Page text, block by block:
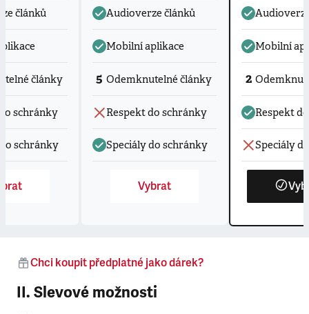
článků
články
schránky
schránky
Audioverze článků
Mobilní aplikace
5 Odemknutelné články
Respekt do schránky
Speciály do schránky
Vybrat
Mobilní
2
Respekt
Speciály
Chci koupit předplatné jako dárek?
II. Slevové možnosti